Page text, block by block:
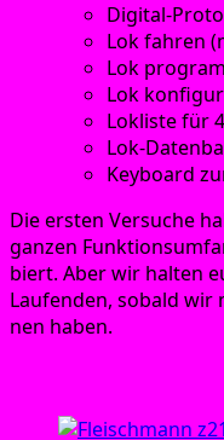
Digi­tal-
Lok fah­ren
Lok
Lok
Loklis­te für
Lok-
Key­board
Die ers­ten Ver­su­che
gan­zen
biert. Aber wir hal­ten
Lau­fen­den, sobald
nen haben.